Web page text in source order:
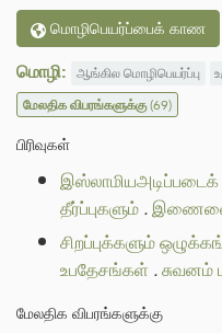
மொழிபெயர்ப்பைக் காண
மொழி: ஆங்கில மொழிபெயர்ப்பு
மேலதிக விபரங்களுக்கு(69)
பிரிவுகள்
தீர்ப்புகளும்.
சிறப்புக்களும்
உபதேசங்கள் .சுவனம்
மேலதிக விபரங்களுக்கு